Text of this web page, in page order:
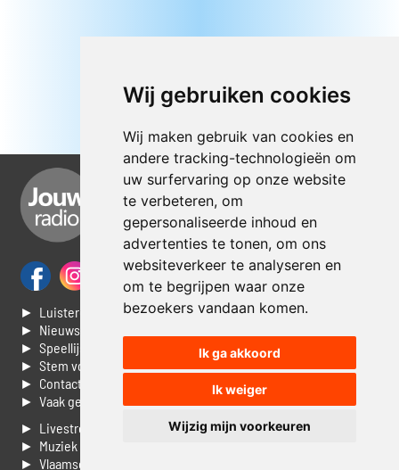
Wij gebruiken cookies
Wij maken gebruik van cookies en
andere tracking-technologieën om
uw surfervaring op onze website
te verbeteren, om
gepersonaliseerde inhoud en
advertenties te tonen, om ons
websiteverkeer te analyseren en
om te begrijpen waar onze
bezoekers vandaan komen.
Ik ga akkoord
Ik weiger
Wijzig mijn voorkeuren
► Luisteren naar Jouwradio
► Nieuws
► Speellijst
► Stem voor de Dag top 3
► Contacteer ons
► Vaak gestelde vragen
► Livestream informatie
► Muziek opzoeken
► Vlaamse 100 Aller tijden